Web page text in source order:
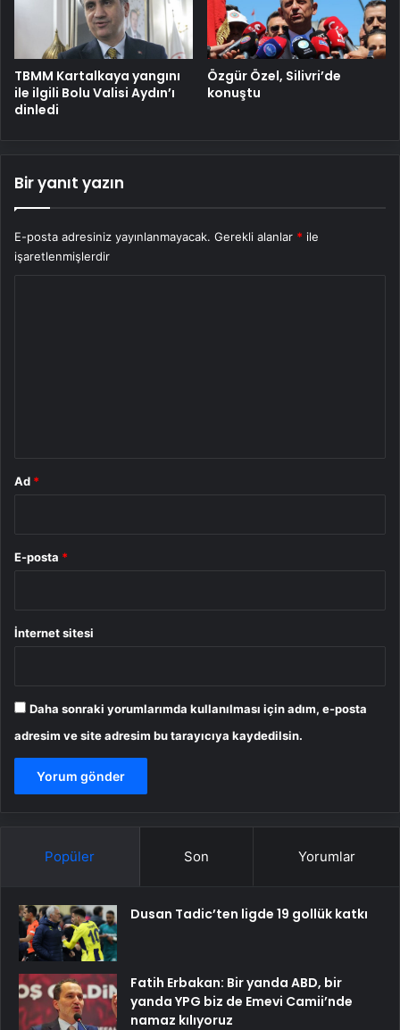
TBMM Kartalkaya yangını
ile ilgili Bolu Valisi Aydın’ı
dinledi
Özgür Özel, Silivri’de
konuştu
Bir yanıt yazın
E-posta adresiniz yayınlanmayacak. Gerekli alanlar * ile
işaretlenmişlerdir
Ad *
E-posta *
İnternet sitesi
Daha sonraki yorumlarımda kullanılması için adım, e-posta
adresim ve site adresim bu tarayıcıya kaydedilsin.
Popüler Son Yorumlar
Dusan Tadic’ten ligde 19 gollük katkı
Fatih Erbakan: Bir yanda ABD, bir
yanda YPG biz de Emevi Camii’nde
namaz kılıyoruz